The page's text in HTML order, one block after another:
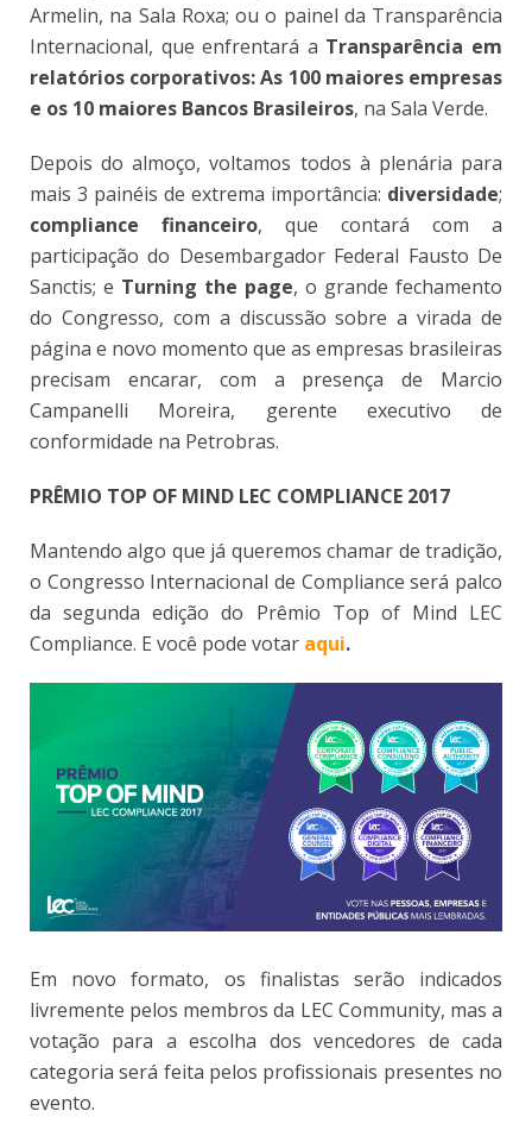
Armelin, na Sala Roxa; ou o painel da Transparência
Internacional, que enfrentará a Transparência em
relatórios corporativos: As 100 maiores empresas
e os 10 maiores Bancos Brasileiros, na Sala Verde.
Depois do almoço, voltamos todos à plenária para
mais 3 painéis de extrema importância: diversidade;
compliance financeiro, que contará com a
participação do Desembargador Federal Fausto De
Sanctis; e Turning the page, o grande fechamento
do Congresso, com a discussão sobre a virada de
página e novo momento que as empresas brasileiras
precisam encarar, com a presença de Marcio
Campanelli Moreira, gerente executivo de
conformidade na Petrobras.
PRÊMIO TOP OF MIND LEC COMPLIANCE 2017
Mantendo algo que já queremos chamar de tradição,
o Congresso Internacional de Compliance será palco
da segunda edição do Prêmio Top of Mind LEC
Compliance. E você pode votar aqui.
Em novo formato, os finalistas serão indicados
livremente pelos membros da LEC Community, mas a
votação para a escolha dos vencedores de cada
categoria será feita pelos profissionais presentes no
evento.